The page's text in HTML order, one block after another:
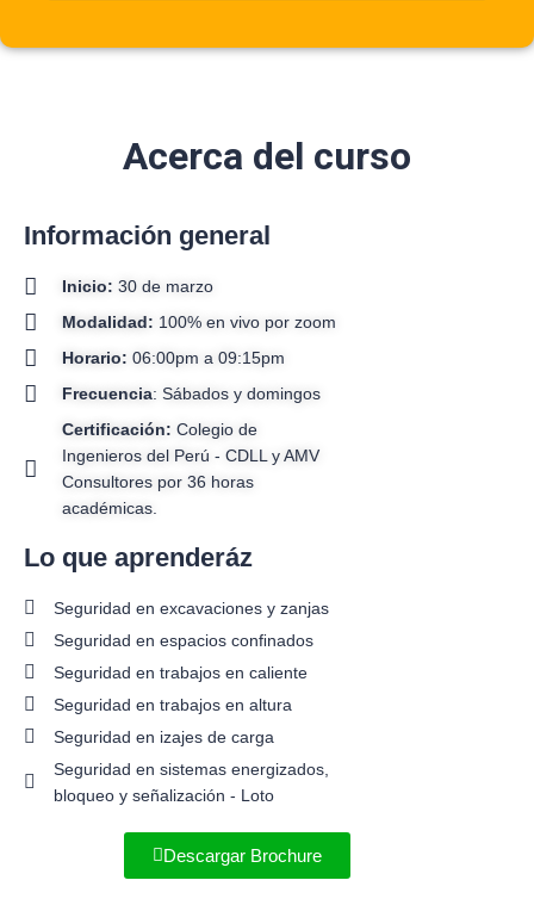
Acerca del curso
Información general
Inicio: 30 de marzo
Modalidad: 100% en vivo por zoom
Horario: 06:00pm a 09:15pm
Frecuencia: Sábados y domingos
Certificación: Colegio de
Ingenieros del Perú - CDLL y AMV
Consultores por 36 horas
académicas.
Lo que aprenderáz
Seguridad en excavaciones y zanjas
Seguridad en espacios conﬁnados
Seguridad en trabajos en caliente
Seguridad en trabajos en altura
Seguridad en izajes de carga
Seguridad en sistemas energizados,
bloqueo y señalización - Loto
Descargar Brochure